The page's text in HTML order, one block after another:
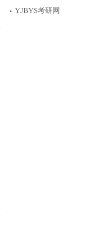
YJBYS考研网